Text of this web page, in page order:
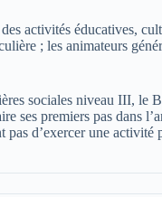
activités éducatives,
; les animateurs
sociales niveau III, le
ses premiers pas dans
d’exercer une activité